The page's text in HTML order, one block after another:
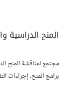
المنح الدراسية
مجتمع لمناقشة المنح
برامج المنح، إجراءات